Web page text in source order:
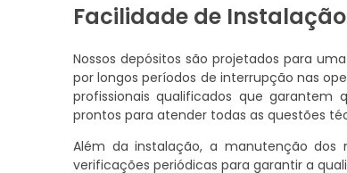
Facilidade de
Nossos depósitos são projetados para
por longos períodos de interrupção nas
profissionais qualificados que
prontos para atender todas as questões
Além da instalação, a manutenção dos
verificações periódicas para garantir a